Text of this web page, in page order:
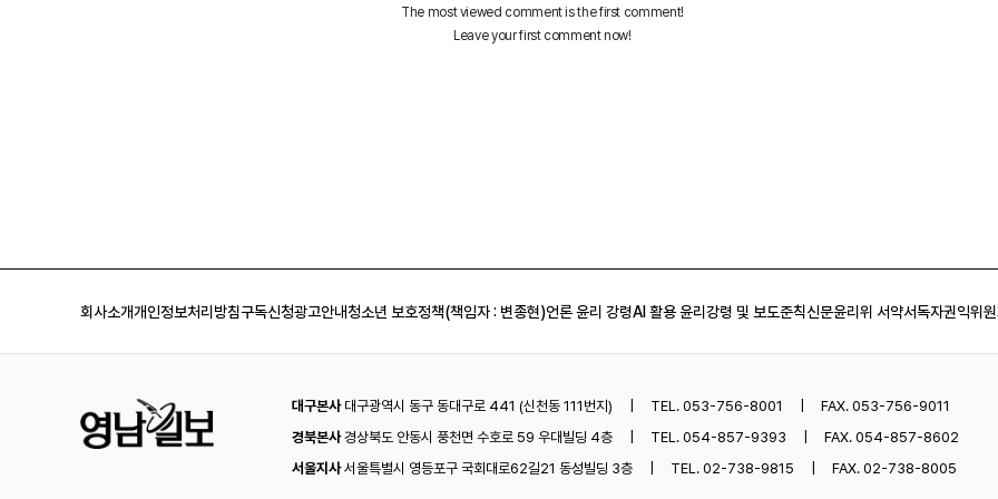
회사소개개인정보처리방침구독신청광고안내청소년 보호정책(책임자 : 변종현)언론 윤리 강령AI 활용 윤리강령 및 보도준칙신문윤리위 서약서독자권익위
대구본사대구광역시 동구 동대구로 441 (신천동 111번지) TEL. 053-756-8001
FAX. 053-756-9011
경북본사경상북도 안동시 풍천면 수호로 59 우대빌딩 4층 TEL. 054-857-9393
FAX. 054-857-8602
서울지사서울특별시 영등포구 국회대로62길21 동성빌딩 3층 TEL. 02-738-9815 FAX. 02-738-8005